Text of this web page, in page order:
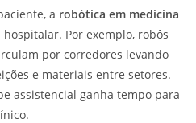
a robótica em medicina
Por exemplo, robôs
por corredores levando
e materiais entre setores.
assistencial ganha tempo para